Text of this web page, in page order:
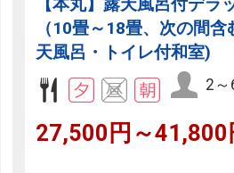
（10畳～18畳、次の間
天風呂・トイレ付和室)
2～
27,500円～41,800